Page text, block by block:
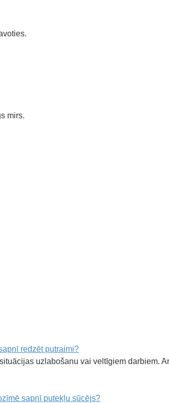
mirs.
redzēt putraimi?
uzlabošanu vai veltīgiem darbiem.
sapnī putekļu sūcējs?